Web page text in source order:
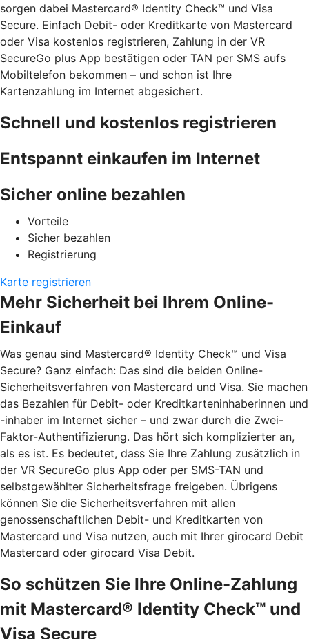
sorgen dabei Mastercard® Identity Check™ und Visa
Secure. Einfach Debit- oder Kreditkarte von Mastercard
oder Visa kostenlos registrieren, Zahlung in der VR
SecureGo plus App bestätigen oder TAN per SMS aufs
Mobiltelefon bekommen – und schon ist Ihre
Kartenzahlung im Internet abgesichert.
Schnell und kostenlos registrieren
Entspannt einkaufen im Internet
Sicher online bezahlen
Vorteile
Sicher bezahlen
Registrierung
Karte registrieren
Mehr Sicherheit bei Ihrem Online-
Einkauf
Was genau sind Mastercard® Identity Check™ und Visa
Secure? Ganz einfach: Das sind die beiden Online-
Sicherheitsverfahren von Mastercard und Visa. Sie machen
das Bezahlen für Debit- oder Kreditkarteninhaberinnen und
-inhaber im Internet sicher – und zwar durch die Zwei-
Faktor-Authentifizierung. Das hört sich komplizierter an,
als es ist. Es bedeutet, dass Sie Ihre Zahlung zusätzlich in
der VR SecureGo plus App oder per SMS-TAN und
selbstgewählter Sicherheitsfrage freigeben. Übrigens
können Sie die Sicherheitsverfahren mit allen
genossenschaftlichen Debit- und Kreditkarten von
Mastercard und Visa nutzen, auch mit Ihrer girocard Debit
Mastercard oder girocard Visa Debit.
So schützen Sie Ihre Online-Zahlung
mit Mastercard® Identity Check™ und
Visa Secure